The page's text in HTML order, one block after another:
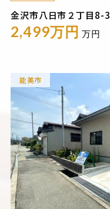
金沢市八日市２丁目8-3
2,499万円 万円
能美市